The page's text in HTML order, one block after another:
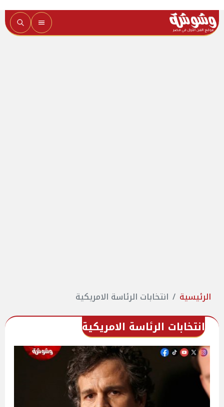
الرئيسية انتخابات الرئاسة الامريكية
انتخابات الرئاسة الامريكية